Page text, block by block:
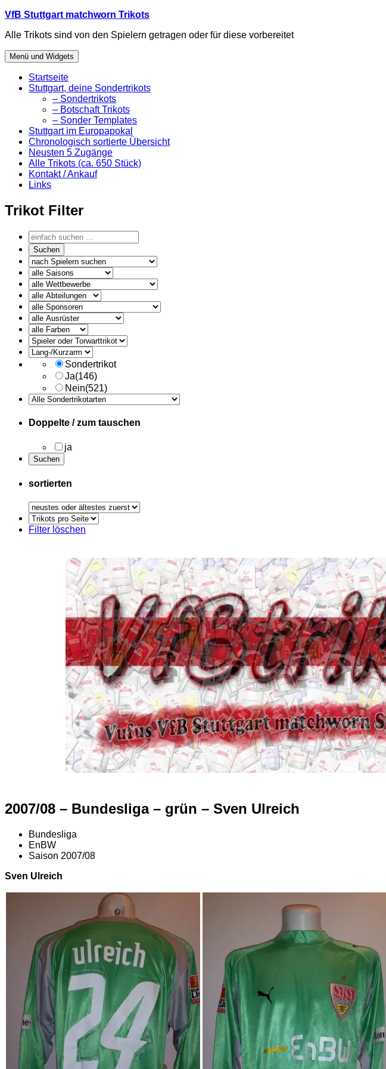
Zum
springen
VfB Stuttgart matchworn Trikots
Alle Trikots sind von den Spielern getragen oder für diese vorbereitet
Menü und Widgets
Startseite
Stuttgart, deine Sondertrikots
– Sondertrikots
– Botschaft Trikots
– Sonder Templates
Stuttgart im Europapokal
Chronologisch sortierte Übersicht
Neusten 5 Zugänge
Alle Trikots (ca. 650 Stück)
Kontakt / Ankauf
Links
Trikot Filter
alle
Ausruester
Sondertrikot
Ja(146)
Nein(521)
Doppelte / zum tauschen
ja
sortierten
Trikots
pro
Filter löschen
2007/08 – Bundesliga – grün – Sven Ulreich
Bundesliga
EnBW
Saison 2007/08
Sven Ulreich